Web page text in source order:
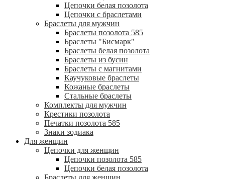
Цепочки белая позолота
Цепочки с браслетами
Браслеты для мужчин
Браслеты позолота 585
Браслеты "Бисмарк"
Браслеты белая позолота
Браслеты из бусин
Браслеты с магнитами
Каучуковые браслеты
Кожаные браслеты
Стальные браслеты
Комплекты для мужчин
Крестики позолота
Печатки позолота 585
Знаки зодиака
Для женщин
Цепочки для женщин
Цепочки позолота 585
Цепочки белая позолота
Браслеты для женщин